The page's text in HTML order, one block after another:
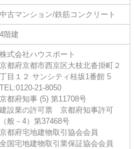
中古マンション/鉄筋コンクリート
4階建
株式会社ハウスポート
京都府京都市西京区大枝北沓掛町２
丁目１２ サンシティ桂坂1番館 5
TEL:0120-21-8050
京都府知事 (5) 第11708号
建設業の許可票 京都府知事許可
（般－4）第37468号
京都府宅地建物取引協会会員
全国宅地建物取引業保証協会会員